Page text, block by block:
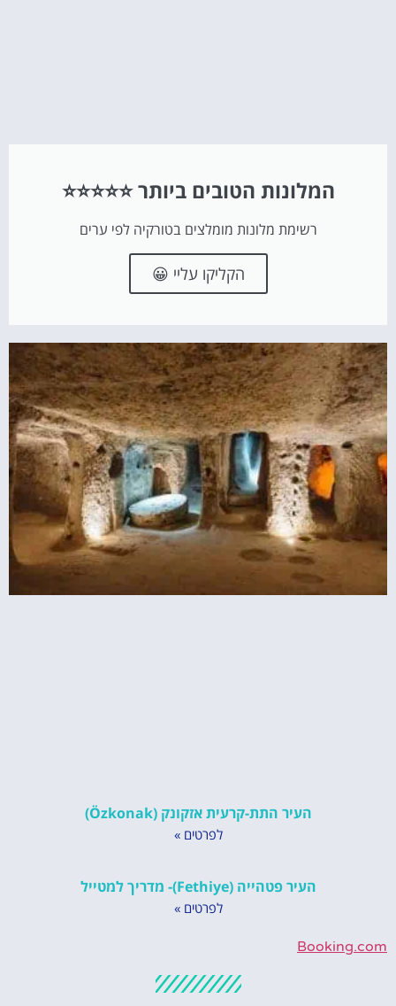
המלונות הטובים ביותר ⭐⭐⭐⭐⭐
רשימת מלונות מומלצים בטורקיה לפי ערים
הקליקו עליי 😀
העיר התת-קרעית אזקונק (Özkonak)
לפרטים »
העיר פטהייה (Fethiye)- מדריך למטייל
לפרטים »
Booking.com